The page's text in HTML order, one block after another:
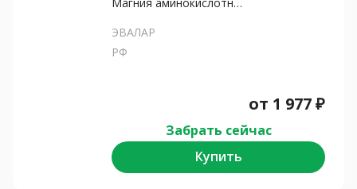
ЭВАЛАР
РФ
от 1 977₽
Забрать сейчас
Купить